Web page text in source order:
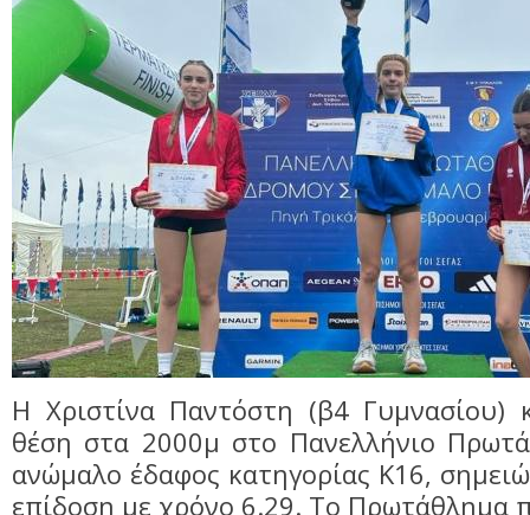
Η Χριστίνα Παντόστη (β4 Γυμνασίου)
θέση στα 2000μ στο Πανελλήνιο
ανώμαλο έδαφος κατηγορίας Κ16,
επίδοση με χρόνο 6.29. Το Πρωτάθλημα